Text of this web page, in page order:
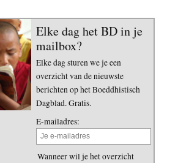
Elke dag het BD in je
mailbox?
Elke dag sturen we je een
overzicht van de nieuwste
berichten op het Boeddhistisch
Dagblad. Gratis.
E-mailadres:
Wanneer wil je het overzicht